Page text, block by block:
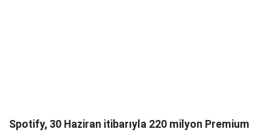
Spotify, 30 Haziran itibarıyla 220 milyon Premium